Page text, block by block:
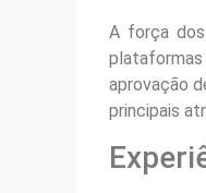
A força
aprovação
principais